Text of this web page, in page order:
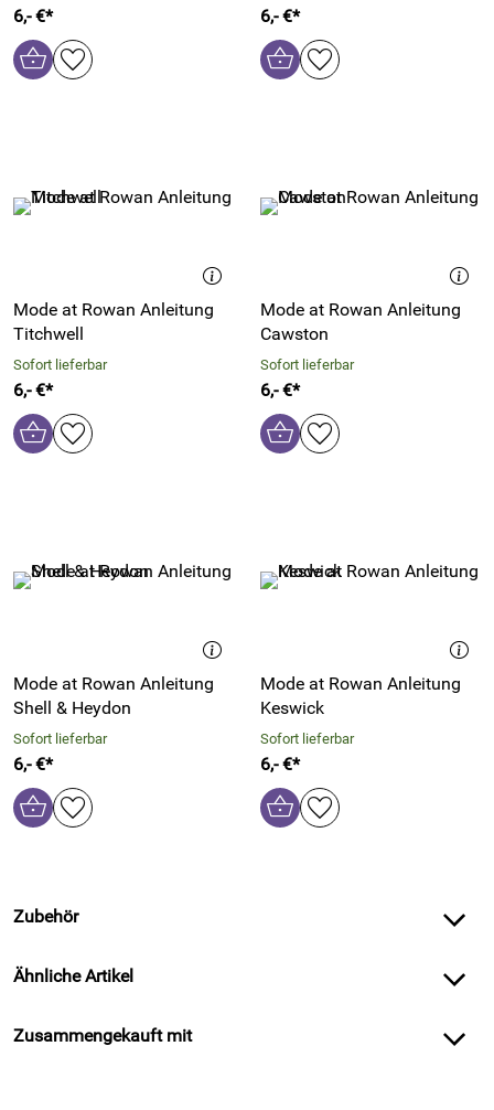
6,- €* 6,- €*
Mode at Rowan Anleitung
Titchwell
Sofort lieferbar
6,- €*
Mode at Rowan Anleitung
Cawston
Sofort lieferbar
6,- €*
Mode at Rowan Anleitung
Shell & Heydon
Sofort lieferbar
6,- €*
Mode at Rowan Anleitung
Keswick
Sofort lieferbar
6,- €*
Zubehör
Ähnliche Artikel
Zusammengekauft mit